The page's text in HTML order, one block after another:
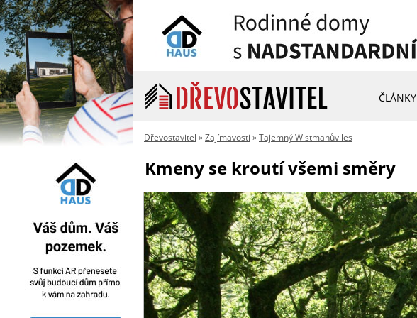
ČLÁNKY
Dřevostavitel »Zajímavosti »Tajemný Wistmanův les
Kmeny se kroutí všemi směry